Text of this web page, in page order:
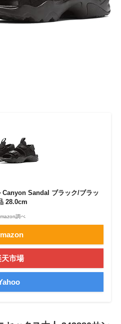
Canyon Sandal ブラック/ブラッ
28.0cm
調べ
天市場